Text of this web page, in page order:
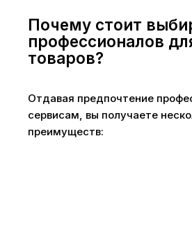
Почему стоит
профессионалов
товаров?
Отдавая предпочтение
сервисам, вы получаете
преимуществ: